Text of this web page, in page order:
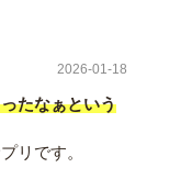
2026-01-18
たなぁという
リです。